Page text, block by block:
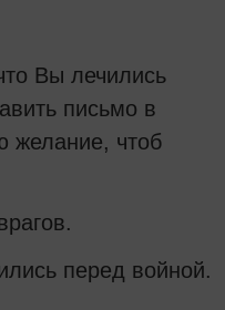
Вы лечились
письмо в
желание, чтоб
перед войной.